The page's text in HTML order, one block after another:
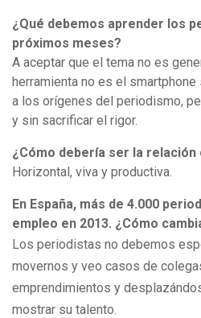
¿Qué debemos aprender los
próximos meses?
A aceptar que el tema no es
herramienta no es el
a los orígenes del periodismo,
y sin sacrificar el rigor.
¿Cómo debería ser la relación
Horizontal, viva y productiva.
En España, más de 4.000
empleo en 2013. ¿Cómo
Los periodistas no debemos
movernos y veo casos de
emprendimientos y
mostrar su talento.